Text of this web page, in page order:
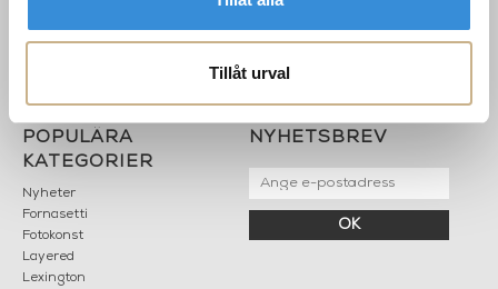
Tillåt urval
Sommarstängt
Tis-fre: 10-18
Lör: 11-15
POPULÄRA
KATEGORIER
Nyheter
Fornasetti
Fotokonst
Layered
Lexington
NYHETSBREV
OK